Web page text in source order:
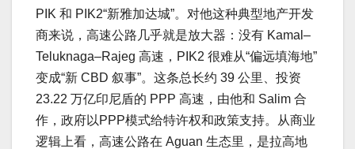
PIK 和 PIK2“新雅加达城”。对他这种典型地产开发
商来说，高速公路几乎就是放大器：没有 Kamal–
Teluknaga–Rajeg 高速，PIK2 很难从“偏远填海地”
变成“新 CBD 叙事”。这条总长约 39 公里、投资
23.22 万亿印尼盾的 PPP 高速，由他和 Salim 合
作，政府以PPP模式给特许权和政策支持。从商业
逻辑上看，高速公路在 Aguan 生态里，是拉高地